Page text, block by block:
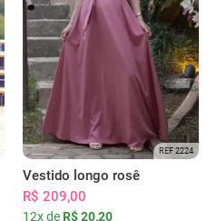
REF 2224
Vestido longo rosê
R$ 209,00
12x de R$ 20,20